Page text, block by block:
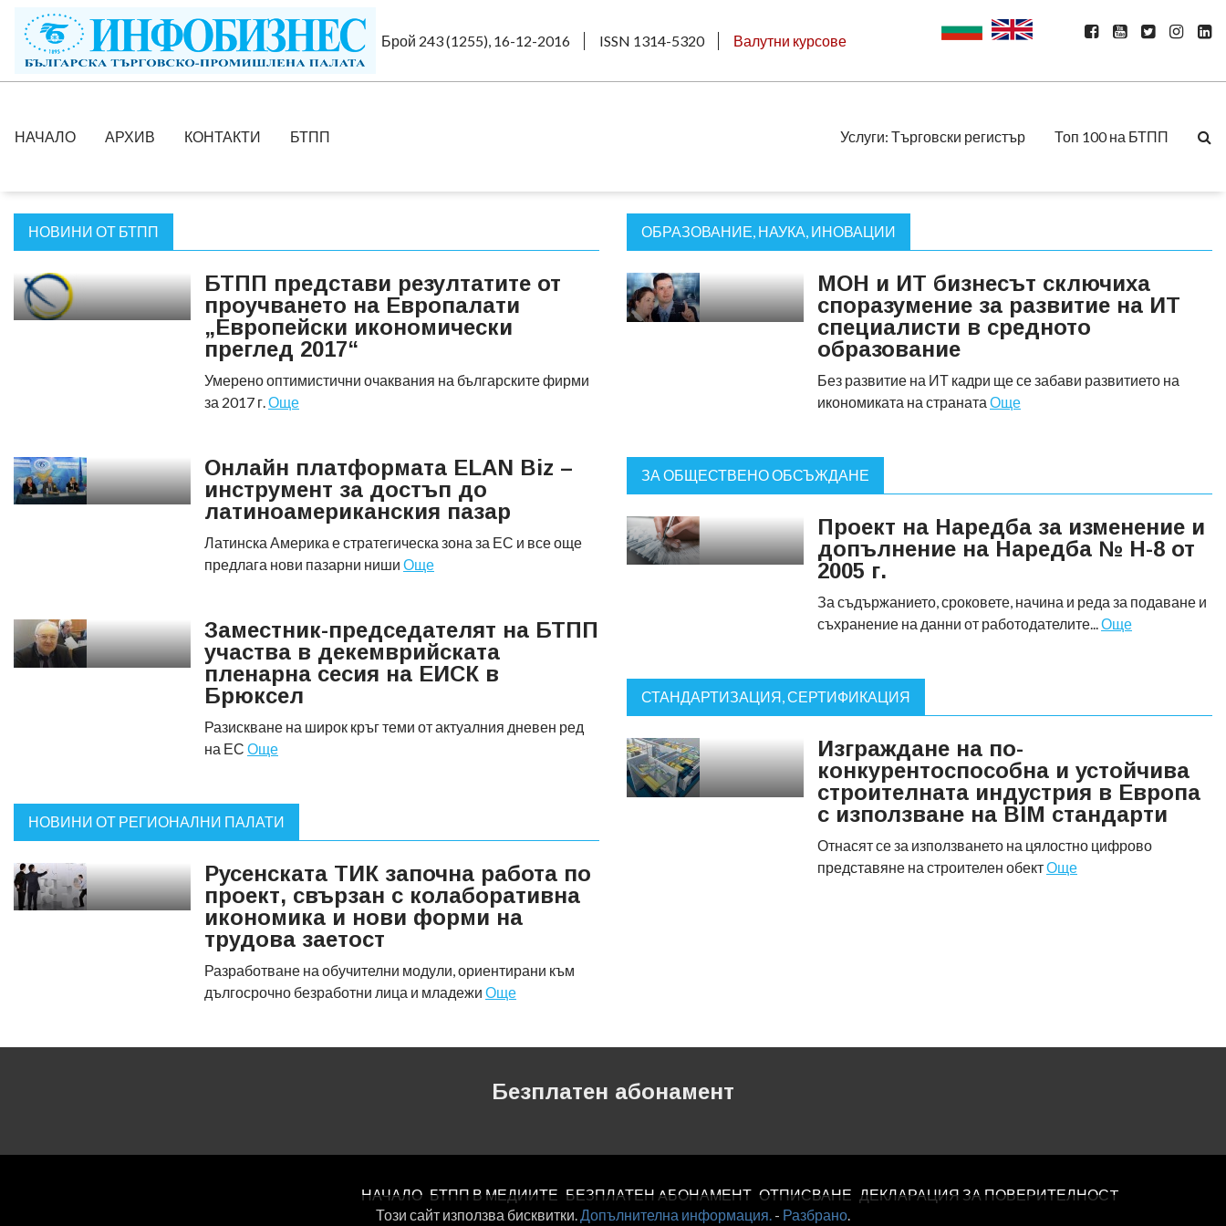
Брой 243 (1255), 16-12-2016 ISSN 1314-5320 Валутни курсове
НАЧАЛО АРХИВ КОНТАКТИ БТПП Услуги: Търговски регистър Топ 100 на БТПП
НОВИНИ ОТ БТПП
БТПП представи резултатите от
проучването на Европалати
„Европейски икономически
преглед 2017“
Умерено оптимистични очаквания на българските фирми
за 2017 г.Още
Онлайн платформата ELAN Biz –
инструмент за достъп до
латиноамериканския пазар
Латинска Америка е стратегическа зона за ЕС и все още
предлага нови пазарни ниши Още
Заместник-председателят на БТПП
участва в декемврийската
пленарна сесия на ЕИСК в
Брюксел
Разискване на широк кръг теми от актуалния дневен ред
на ЕС Още
НОВИНИ ОТ РЕГИОНАЛНИ ПАЛАТИ
Русенската ТИК започна работа по
проект, свързан с колаборативна
икономика и нови форми на
трудова заетост
Разработване на обучителни модули, ориентирани към
дългосрочно безработни лица и младежи Още
ОБРАЗОВАНИЕ, НАУКА, ИНОВАЦИИ
МОН и ИТ бизнесът сключиха
споразумение за развитие на ИТ
специалисти в средното
образование
Без развитие на ИТ кадри ще се забави развитието на
икономиката на страната Още
ЗА ОБЩЕСТВЕНО ОБСЪЖДАНЕ
Проект на Наредба за изменение и
допълнение на Наредба № Н-8 от
2005 г.
За съдържанието, сроковете, начина и реда за подаване и
съхранение на данни от работодателите...Още
СТАНДАРТИЗАЦИЯ, СЕРТИФИКАЦИЯ
Изграждане на по-
конкурентоспособна и устойчива
строителната индустрия в Европа
с използване на BIM стандарти
Отнасят се за използването на цялостно цифрово
представяне на строителен обектОще
Безплатен абонамент
НАЧАЛО БТПП В МЕДИИТЕ БЕЗПЛАТЕН AБОНАМЕНТ ОТПИСВАНЕ ДЕКЛАРАЦИЯ ЗА ПОВЕРИТЕЛНОСT
Този сайт използва бисквитки.Допълнителна информация. - Разбрано.